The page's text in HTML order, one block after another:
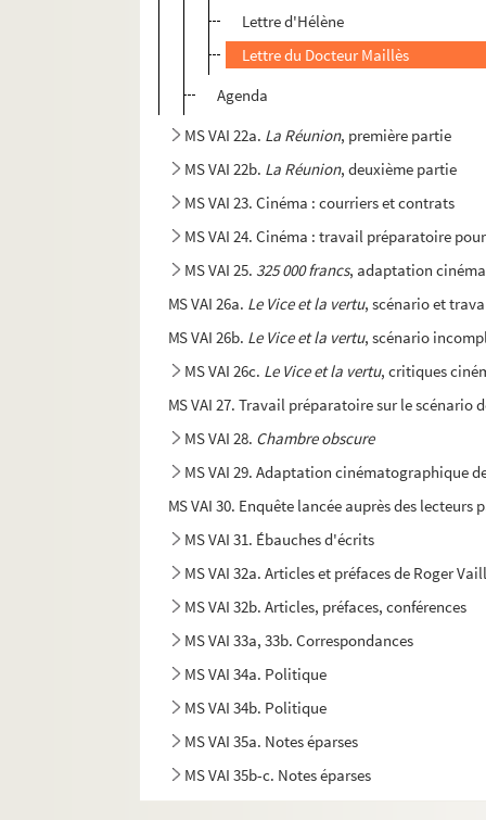
Lettre d'Hélène
Lettre du Docteur Maillès
Agenda
MS VAI 22a. La Réunion, première partie
MS VAI 22b. La Réunion, deuxième partie
MS VAI 23. Cinéma : courriers et contrats
MS VAI 24. Cinéma : travail préparatoire
MS VAI 25. 325 000 francs, adaptation
MS VAI 26a. Le Vice et la vertu, scénario et
MS VAI 26b. Le Vice et la vertu, scénario
MS VAI 26c. Le Vice et la vertu, critiques
MS VAI 27. Travail préparatoire sur le scénario
MS VAI 28. Chambre obscure
MS VAI 29. Adaptation cinématographique
MS VAI 30. Enquête lancée auprès des lecteurs
MS VAI 31. Ébauches d'écrits
MS VAI 32a. Articles et préfaces de Roger
MS VAI 32b. Articles, préfaces, conférences
MS VAI 33a, 33b. Correspondances
MS VAI 34a. Politique
MS VAI 34b. Politique
MS VAI 35a. Notes éparses
MS VAI 35b-c. Notes éparses